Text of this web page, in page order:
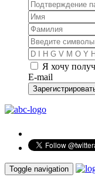
Я хочу
E-mail
Toggle navigation